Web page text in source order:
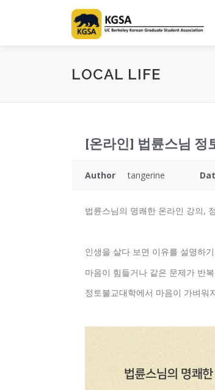
LOCAL LIFE
[온라인] 법륜스님 정
Author tangerine
법륜스님의 명쾌한 온라인 강의,
인생을 살다 보면 이유를 설명하
마음이 힘들거나 같은 문제가 반
정토불교대학에서 마음이 가벼워